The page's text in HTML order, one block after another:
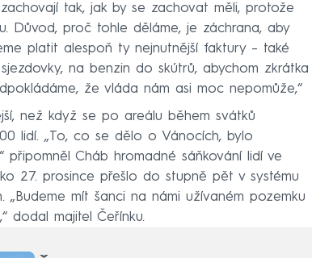
tak, jak by se zachovat měli, protože
Důvod, proč tohle děláme, je záchrana, aby
platit alespoň ty nejnutnější faktury – také
na benzin do skútrů, abychom zkrátka
že vláda nám asi moc nepomůže,“
než když se po areálu během svátků
lidí. „To, co se dělo o Vánocích, bylo
připomněl Cháb hromadné sáňkování lidí ve
27. prosince přešlo do stupně pět v systému
„Budeme mít šanci na námi užívaném pozemku
dodal majitel Čeřínku.